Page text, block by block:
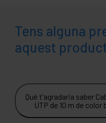
Tens alguna
aquest
Què t'agradaria saber
UTP de 10 m de color